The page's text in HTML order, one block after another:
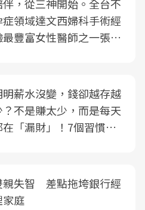
伴，從三神開始。全台不
症領域達文西婦科手術經
最豐富女性醫師之一張永
田醫院建構360度女性健
照護生態圈
明薪水沒變，錢卻越存越
？不是賺太少，而是每天
在「漏財」！7個習慣一
親失智 差點拖垮銀行經
家庭